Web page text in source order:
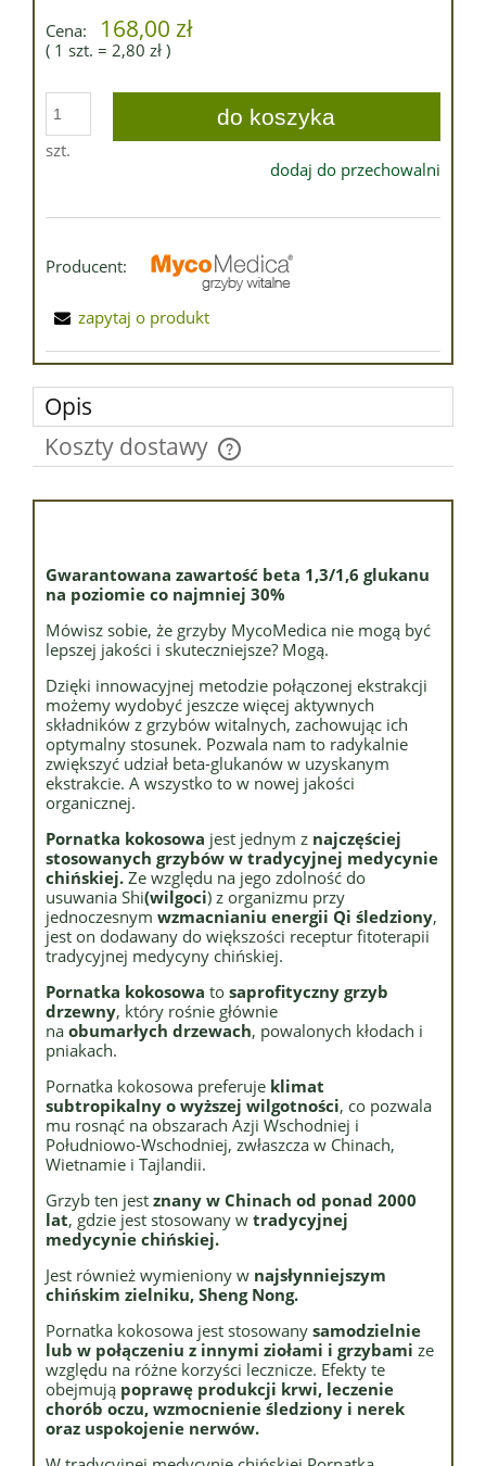
Cena:
168,00 zł
( 1 szt. = 2,80 zł )
szt.
do koszyka
dodaj do przechowalni
Producent:
zapytaj o produkt
Opis
Koszty dostawy
Cena nie zawiera ewentualnych kosztów płatności
Gwarantowana zawartość beta 1,3/1,6 glukanu
na poziomie co najmniej 30%
Mówisz sobie, że grzyby MycoMedica nie mogą być
lepszej jakości i skuteczniejsze? Mogą.
Dzięki innowacyjnej metodzie połączonej ekstrakcji
możemy wydobyć jeszcze więcej aktywnych
składników z grzybów witalnych, zachowując ich
optymalny stosunek. Pozwala nam to radykalnie
zwiększyć udział beta-glukanów w uzyskanym
ekstrakcie. A wszystko to w nowej jakości
organicznej.
Pornatka kokosowa jest jednym z najczęściej
stosowanych grzybów w tradycyjnej medycynie
chińskiej. Ze względu na jego zdolność do
usuwania Shi(wilgoci) z organizmu przy
jednoczesnym wzmacnianiu energii Qi śledziony,
jest on dodawany do większości receptur fitoterapii
tradycyjnej medycyny chińskiej.
Pornatka kokosowa to saprofityczny grzyb
drzewny, który rośnie głównie
na obumarłych drzewach, powalonych kłodach i
pniakach.
Pornatka kokosowa preferuje klimat
subtropikalny o wyższej wilgotności, co pozwala
mu rosnąć na obszarach Azji Wschodniej i
Południowo-Wschodniej, zwłaszcza w Chinach,
Wietnamie i Tajlandii.
Grzyb ten jest znany w Chinach od ponad 2000
lat, gdzie jest stosowany w tradycyjnej
medycynie chińskiej.
Jest również wymieniony w najsłynniejszym
chińskim zielniku, Sheng Nong.
Pornatka kokosowa jest stosowany samodzielnie
lub w połączeniu z innymi ziołami i grzybami ze
względu na różne korzyści lecznicze. Efekty te
obejmują poprawę produkcji krwi, leczenie
chorób oczu, wzmocnienie śledziony i nerek
oraz uspokojenie nerwów.